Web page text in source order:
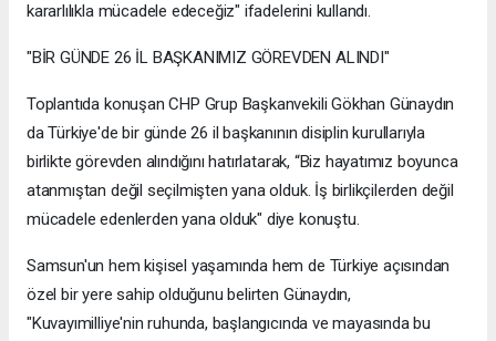
kararlılıkla mücadele edeceğiz" ifadelerini kullandı.
"BİR GÜNDE 26 İL BAŞKANIMIZ GÖREVDEN ALINDI"
Toplantıda konuşan CHP Grup Başkanvekili Gökhan Günaydın
da Türkiye'de bir günde 26 il başkanının disiplin kurullarıyla
birlikte görevden alındığını hatırlatarak, “Biz hayatımız boyunca
atanmıştan değil seçilmişten yana olduk. İş birlikçilerden değil
mücadele edenlerden yana olduk" diye konuştu.
Samsun'un hem kişisel yaşamında hem de Türkiye açısından
özel bir yere sahip olduğunu belirten Günaydın,
"Kuvayımilliye'nin ruhunda, başlangıcında ve mayasında bu